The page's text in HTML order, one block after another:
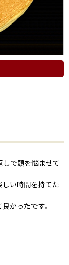
で頭を悩ませて
しい時間を持てた
かったです。